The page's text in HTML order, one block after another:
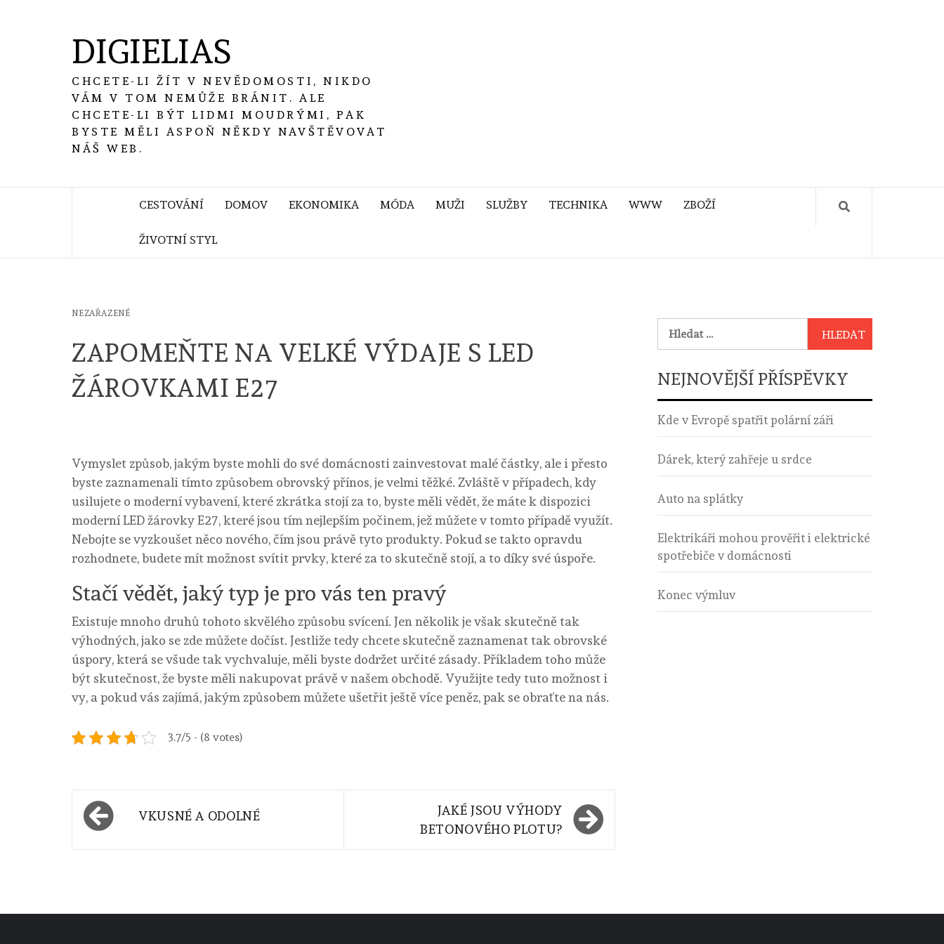
DIGIELIAS
CHCETE-LI ŽÍT V NEVĚDOMOSTI, NIKDO
VÁM V TOM NEMŮŽE BRÁNIT. ALE
CHCETE-LI BÝT LIDMI MOUDRÝMI, PAK
BYSTE MĚLI ASPOŇ NĚKDY NAVŠTĚVOVAT
NÁŠ WEB.
CESTOVÁNÍ DOMOV EKONOMIKA MÓDA MUŽI SLUŽBY TECHNIKA WWW ZBOŽÍ
ŽIVOTNÍ STYL
NEZAŘAZENÉ
ZAPOMEŇTE NA VELKÉ VÝDAJE S LED
ŽÁROVKAMI E27
Vymyslet způsob, jakým byste mohli do své domácnosti zainvestovat malé částky, ale i přesto
byste zaznamenali tímto způsobem obrovský přínos, je velmi těžké. Zvláště v případech, kdy
usilujete o moderní vybavení, které zkrátka stojí za to, byste měli vědět, že máte k dispozici
moderníLED žárovky E27, které jsou tím nejlepším počinem, jež můžete v tomto případě využít.
Nebojte se vyzkoušet něco nového, čím jsou právě tyto produkty. Pokud se takto opravdu
rozhodnete, budete mít možnost svítit prvky, které za to skutečně stojí, a to díky své úspoře.
Stačí vědět, jaký typ je pro vás ten pravý
Existuje mnoho druhů tohoto skvělého způsobu svícení. Jen několik je však skutečně tak
výhodných, jako se zde můžete dočíst. Jestliže tedy chcete skutečně zaznamenat tak obrovské
úspory, která se všude tak vychvaluje, měli byste dodržet určité zásady. Příkladem toho může
být skutečnost, že byste měli nakupovat právě v našem obchodě. Využijte tedy tuto možnost i
vy, a pokud vás zajímá, jakým způsobem můžete ušetřit ještě více peněz, pak se obraťte na nás.
3.7/5 - (8 votes)
Navigace
pro
VKUSNÉ A ODOLNÉ
JAKÉ JSOU VÝHODY
BETONOVÉHO PLOTU?
Vyhledávání
NEJNOVĚJŠÍ PŘÍSPĚVKY
Kde v Evropě spatřit polární záři
Dárek, který zahřeje u srdce
Auto na splátky
Elektrikáři mohou prověřit i elektrické
spotřebiče v domácnosti
Konec výmluv